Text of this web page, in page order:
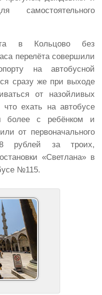
самостоятельного
в Кольцово без
перелёта совершили
на автобусной
сразу же при выходе
от назойливых
ехать на автобусе
более с ребёнком и
от первоначального
рублей за троих,
«Светлана» в
№115.